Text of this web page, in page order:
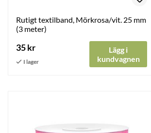
Rutigt textilband, Mörkrosa/vit. 25 mm
(3 meter)
35 kr
Lägg i
kundvagnen